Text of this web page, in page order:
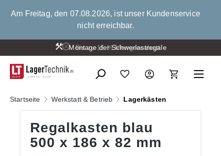
springen
Am Freitag, den 07.08.2026, ist unser Kundenservice
nicht erreichbar.
Bis zu 15 % Mengenrabatt
Montage der Schwerlastregale
Startseite Werkstatt & Betrieb Lagerkästen
Regalkasten blau
500 x 186 x 82 mm